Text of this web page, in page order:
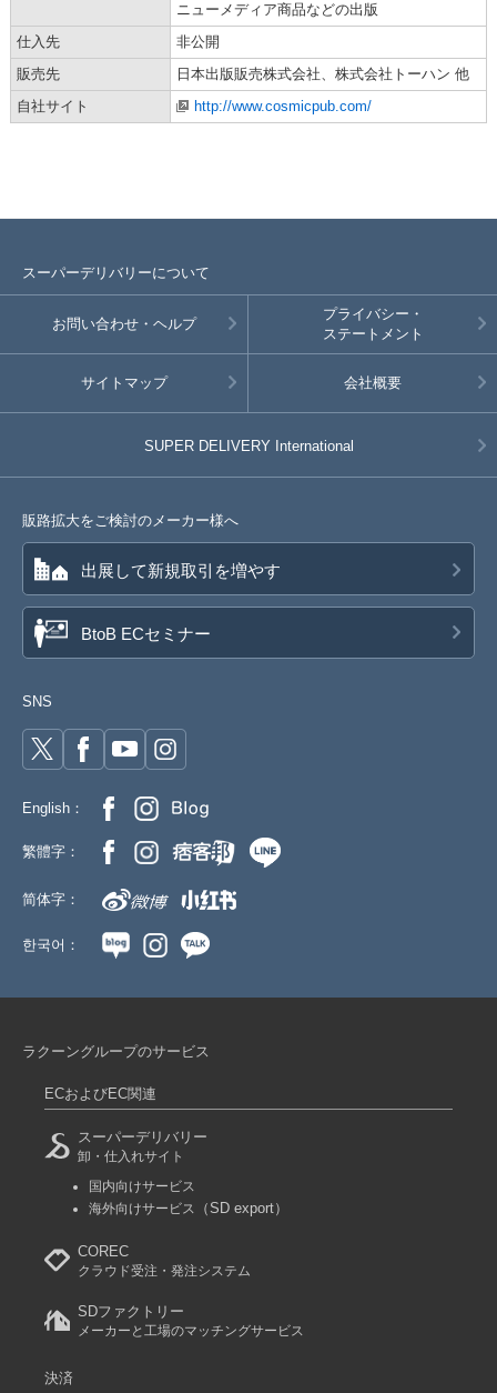
ニューメディア商品などの出版
仕入先
非公開
販売先
日本出版販売株式会社、株式会社トーハン 他
自社サイト
http://www.cosmicpub.com/
スーパーデリバリーについて
お問い合わせ・ヘルプ
プライバシー・
ステートメント
サイトマップ 会社概要
SUPER DELIVERY International
販路拡大をご検討のメーカー様へ
出展して新規取引を増やす
BtoB ECセミナー
SNS
English：
繁體字：
简体字：
한국어：
ラクーングループのサービス
ECおよびEC関連
スーパーデリバリー
卸・仕入れサイト
国内向けサービス
海外向けサービス
（SD export）
COREC
クラウド受注・発注システム
SDファクトリー
メーカーと工場のマッチングサービス
決済